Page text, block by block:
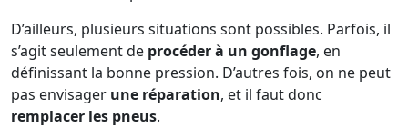
D’ailleurs, plusieurs situations sont possibles. Parfois, il
s’agit seulement de procéder à un gonflage, en
définissant la bonne pression. D’autres fois, on ne peut
pas envisager une réparation, et il faut donc
remplacer les pneus.